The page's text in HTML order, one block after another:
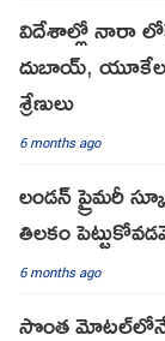
విదేశాల్లో నారా
దుబాయ్,
శ్రేణులు
6 months ago
లండన్ ప్రైమరీ
తిలకం
6 months ago
సొంత మోటల్‌లోనే